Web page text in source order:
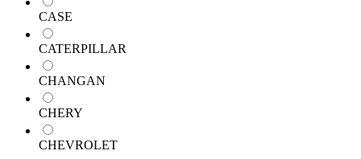
CASE
CATERPILLAR
CHANGAN
CHERY
CHEVROLET